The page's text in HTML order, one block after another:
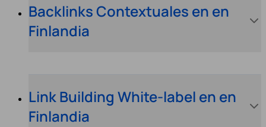
Backlinks Contextuales en en
Finlandia
Link Building White-label en en
Finlandia